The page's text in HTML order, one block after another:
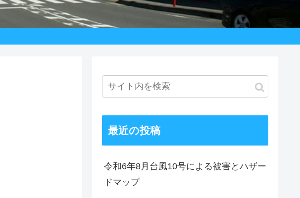
最近の投稿
令和6年8月台風10号による被害とハザー
ドマップ